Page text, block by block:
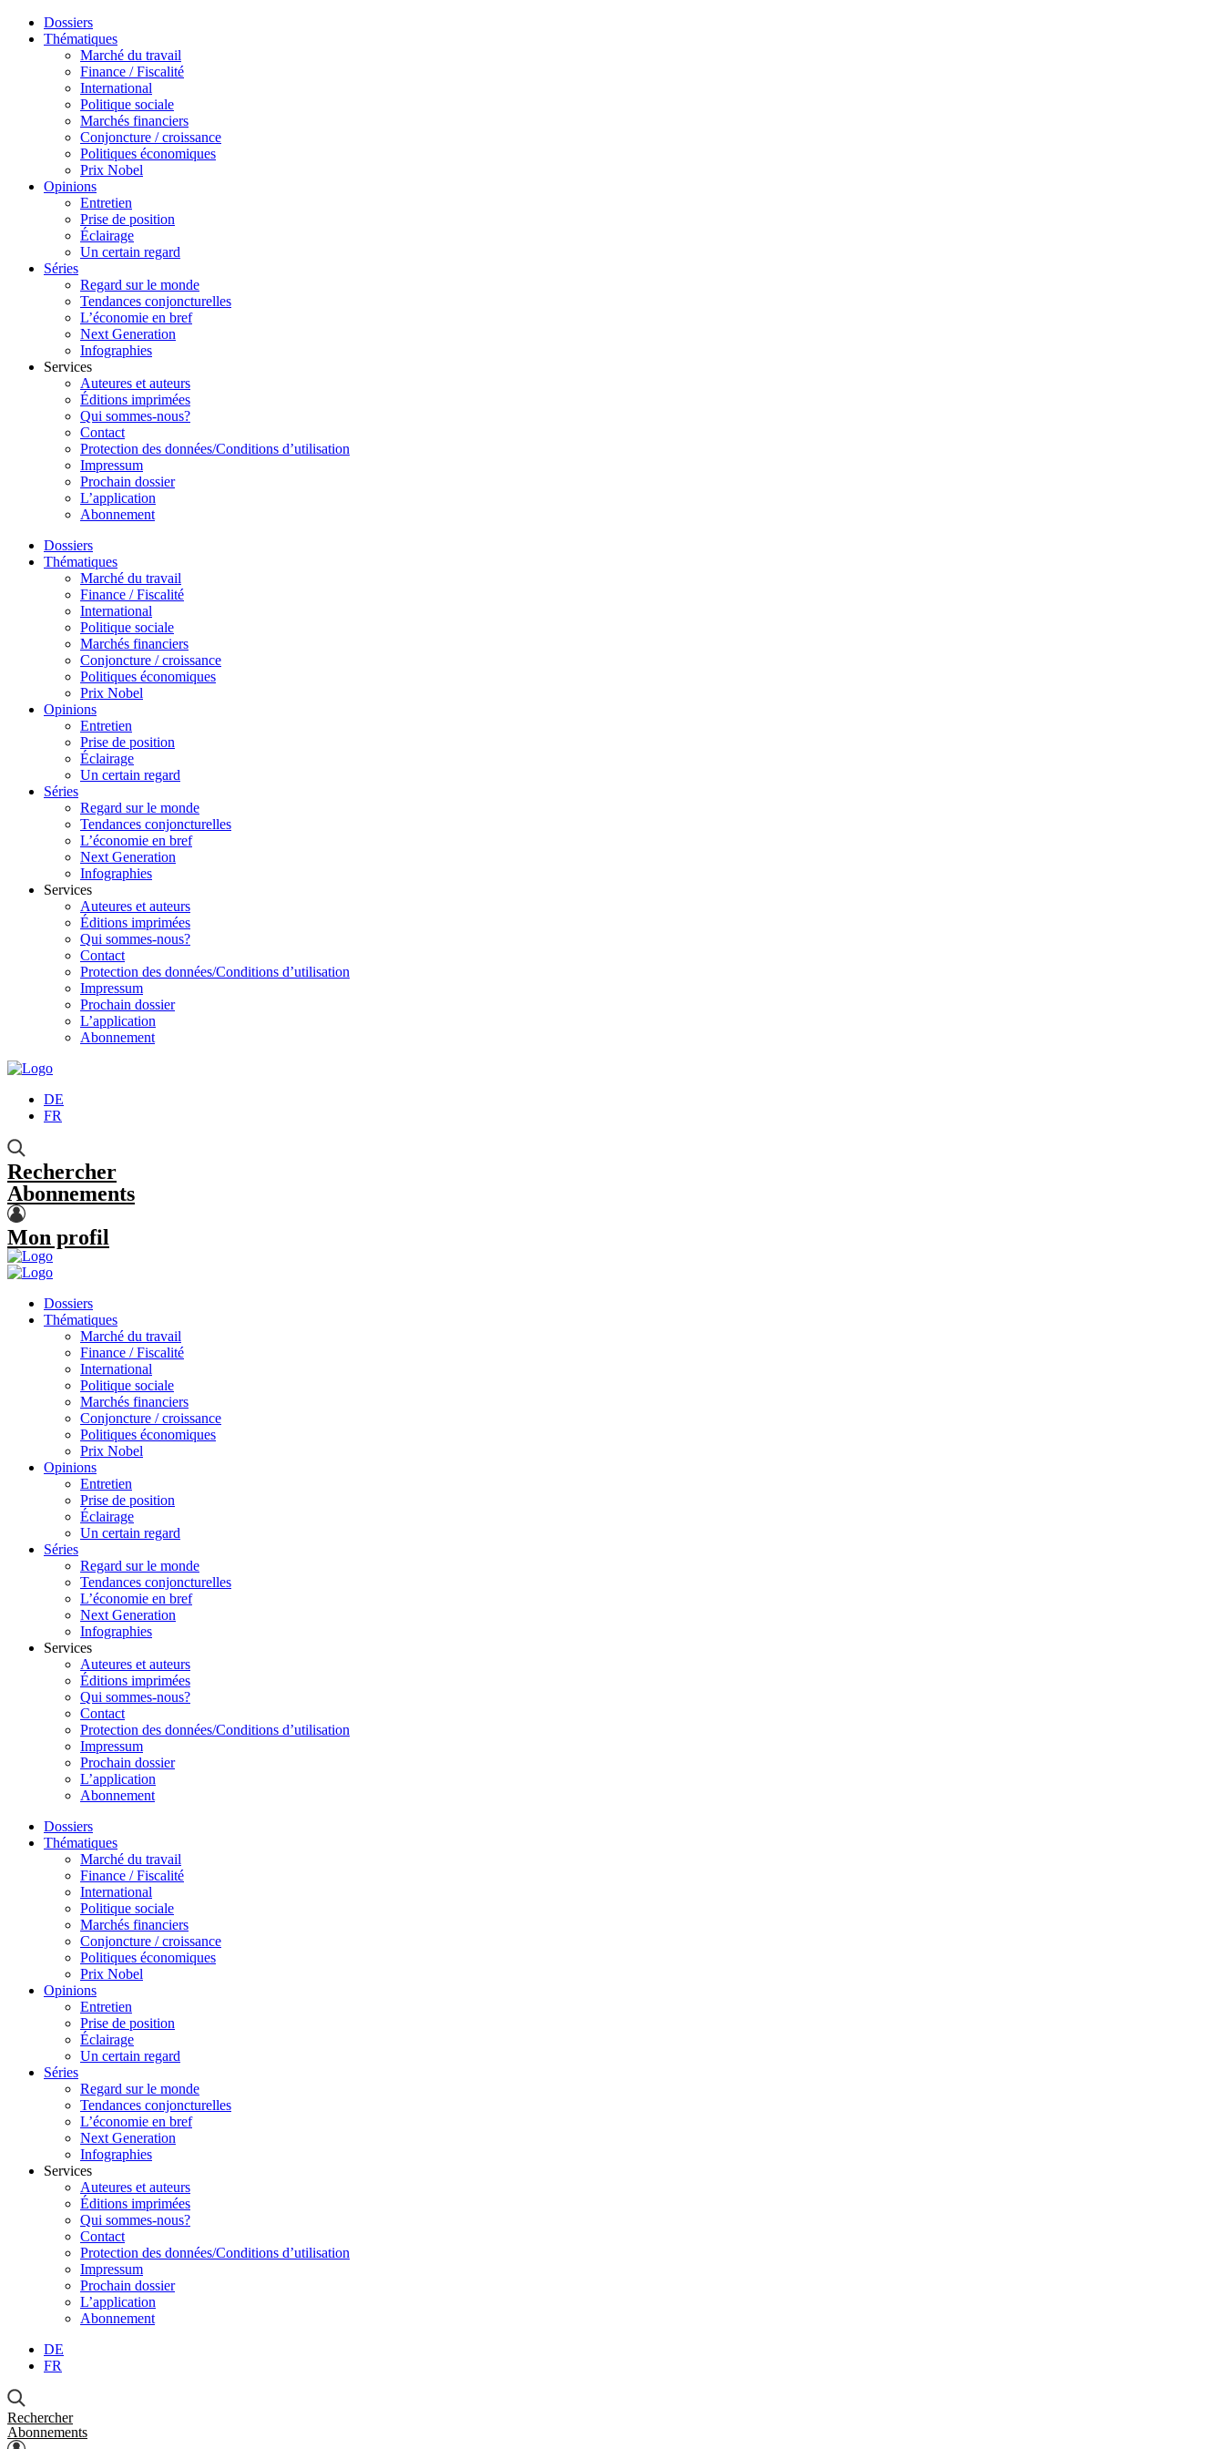
Dossiers
Thématiques
Marché du travail
Finance / Fiscalité
International
Politique sociale
Marchés financiers
Conjoncture / croissance
Politiques économiques
Prix Nobel
Opinions
Entretien
Prise de position
Éclairage
Un certain regard
Séries
Regard sur le monde
Tendances conjoncturelles
L’économie en bref
Next Generation
Infographies
Services
Auteures et auteurs
Éditions imprimées
Qui sommes-nous?
Contact
Protection des données/Conditions d’utilisation
Impressum
Prochain dossier
L’application
Abonnement
Dossiers
Thématiques
Marché du travail
Finance / Fiscalité
International
Politique sociale
Marchés financiers
Conjoncture / croissance
Politiques économiques
Prix Nobel
Opinions
Entretien
Prise de position
Éclairage
Un certain regard
Séries
Regard sur le monde
Tendances conjoncturelles
L’économie en bref
Next Generation
Infographies
Services
Auteures et auteurs
Éditions imprimées
Qui sommes-nous?
Contact
Protection des données/Conditions d’utilisation
Impressum
Prochain dossier
L’application
Abonnement
DE
FR
Rechercher
Abonnements
Mon profil
Dossiers
Thématiques
Marché du travail
Finance / Fiscalité
International
Politique sociale
Marchés financiers
Conjoncture / croissance
Politiques économiques
Prix Nobel
Opinions
Entretien
Prise de position
Éclairage
Un certain regard
Séries
Regard sur le monde
Tendances conjoncturelles
L’économie en bref
Next Generation
Infographies
Services
Auteures et auteurs
Éditions imprimées
Qui sommes-nous?
Contact
Protection des données/Conditions d’utilisation
Impressum
Prochain dossier
L’application
Abonnement
Dossiers
Thématiques
Marché du travail
Finance / Fiscalité
International
Politique sociale
Marchés financiers
Conjoncture / croissance
Politiques économiques
Prix Nobel
Opinions
Entretien
Prise de position
Éclairage
Un certain regard
Séries
Regard sur le monde
Tendances conjoncturelles
L’économie en bref
Next Generation
Infographies
Services
Auteures et auteurs
Éditions imprimées
Qui sommes-nous?
Contact
Protection des données/Conditions d’utilisation
Impressum
Prochain dossier
L’application
Abonnement
DE
FR
Rechercher
Abonnements